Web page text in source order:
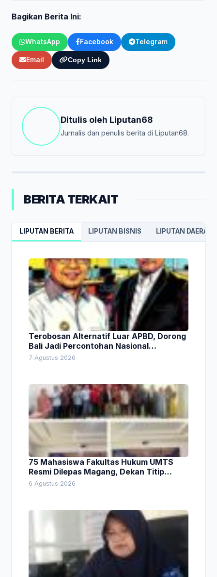
Bagikan Berita Ini:
WhatsApp Facebook Telegram
Email Copy Link
Ditulis oleh Liputan68
Jurnalis dan penulis berita di Liputan68.
BERITA TERKAIT
LIPUTAN BERITA LIPUTAN BISNIS LIPUTAN DAERAH
Terobosan Alternatif Luar APBD, Dorong
Bali Jadi Percontohan Nasional
Pembiayaan Daerah
7 Agustus 2026
75 Mahasiswa Fakultas Hukum UMTS
Resmi Dilepas Magang, Dekan Titip
Empat Pesan Penting
6 Agustus 2026